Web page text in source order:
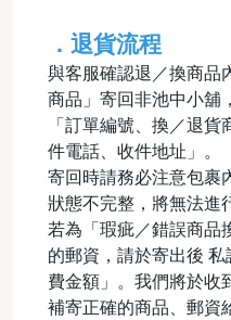
．退貨流程
與客服確認退／換商品
商品」寄回非池中小舖
「訂單編號、換／退
件電話、收件地址」。
寄回時請務必注意包裹
狀態不完整，將無法進
若為「瑕疵／錯誤商品
的郵資，請於寄出後
費金額」。我們將於收
補寄正確的商品、郵資